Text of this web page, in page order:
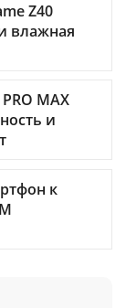
Z40
влажная
MAX
и
к